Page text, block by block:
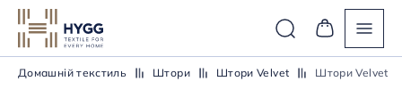
Домашній текстиль Штори Штори Velvet Штори Velvet